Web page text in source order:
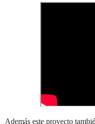
Además este proyecto